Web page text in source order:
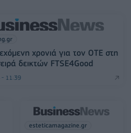
χρονιά για τον ΟΤΕ στη
δεικτών FTSE4Good
- 11:39
esteticamagazine.gr